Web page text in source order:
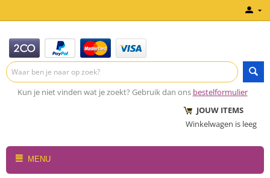
Kun je niet vinden wat je zoekt? Gebruik dan ons bestelformulier
JOUW ITEMS
Winkelwagen is leeg
MENU